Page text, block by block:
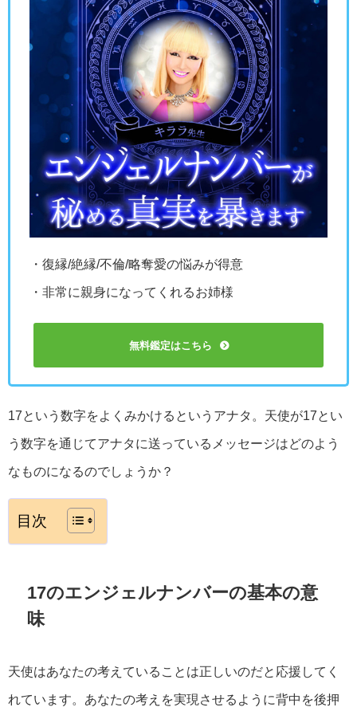
・復縁/絶縁/不倫/略奪愛の悩みが得意
・非常に親身になってくれるお姉様
無料鑑定はこちら
17という数字をよくみかけるというアナタ。天使が17とい
う数字を通じてアナタに送っているメッセージはどのよう
なものになるのでしょうか？
目次
17のエンジェルナンバーの基本の意
味
天使はあなたの考えていることは正しいのだと応援してく
れています。あなたの考えを実現させるように背中を後押